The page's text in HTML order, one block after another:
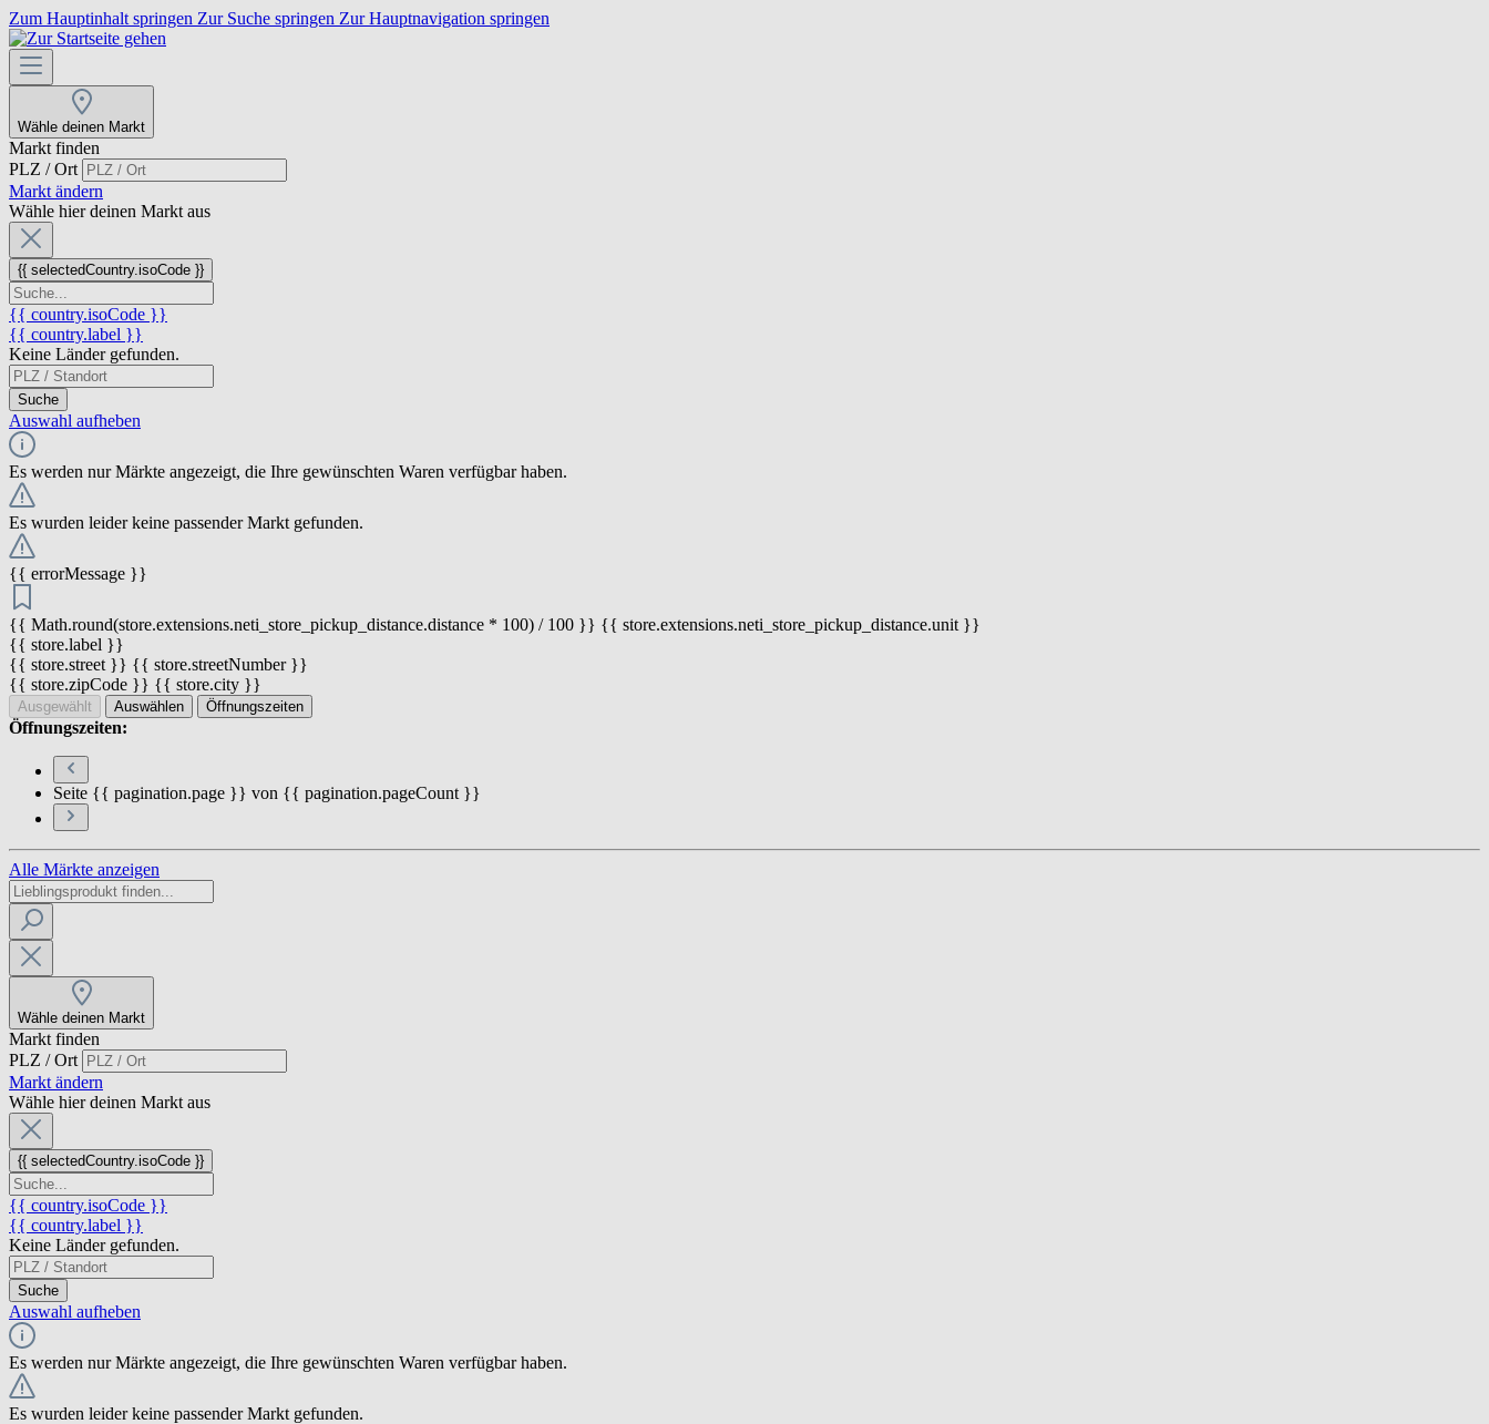
Zum Hauptinhalt springen Zur Suche springen Zur Hauptnavigation springen
Wähle deinen Markt
Markt finden
PLZ / Ort
Markt ändern
Wähle hier deinen Markt aus
{{ selectedCountry.isoCode }}
{{ country.isoCode }}
{{ country.label }}
Keine Länder gefunden.
Suche
Auswahl aufheben
Es werden nur Märkte angezeigt, die Ihre gewünschten Waren verfügbar haben.
Es wurden leider keine passender Markt gefunden.
{{ errorMessage }}
{{ Math.round(store.extensions.neti_store_pickup_distance.distance * 100) / 100 }} {{ store.extensions.neti_store_pickup_distance.unit }}
{{ store.label }}
{{ store.street }} {{ store.streetNumber }}
{{ store.zipCode }} {{ store.city }}
Ausgewählt Auswählen Öffnungszeiten
Öffnungszeiten:
Seite {{ pagination.page }} von {{ pagination.pageCount }}
Alle Märkte anzeigen
Wähle deinen Markt
Markt finden
PLZ / Ort
Markt ändern
Wähle hier deinen Markt aus
{{ selectedCountry.isoCode }}
{{ country.isoCode }}
{{ country.label }}
Keine Länder gefunden.
Suche
Auswahl aufheben
Es werden nur Märkte angezeigt, die Ihre gewünschten Waren verfügbar haben.
Es wurden leider keine passender Markt gefunden.